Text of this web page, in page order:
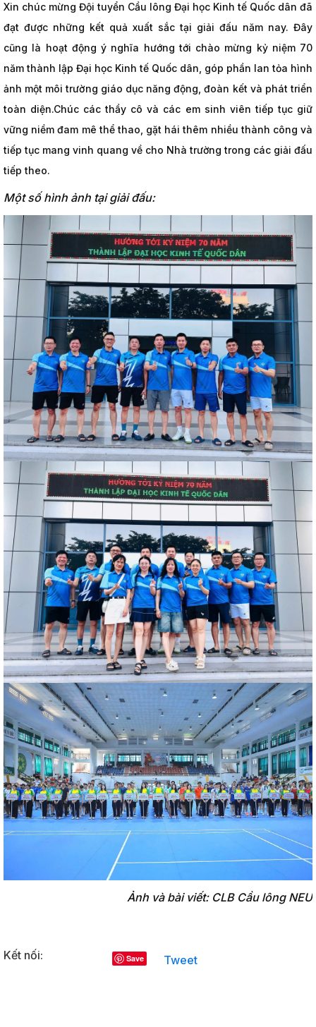
Xin chúc mừng Đội tuyển Cầu lông Đại học Kinh tế Quốc dân đã
đạt được những kết quả xuất sắc tại giải đấu năm nay. Đây
cũng là hoạt động ý nghĩa hướng tới chào mừng kỷ niệm 70
năm thành lập Đại học Kinh tế Quốc dân, góp phần lan tỏa hình
ảnh một môi trường giáo dục năng động, đoàn kết và phát triển
toàn diện.Chúc các thầy cô và các em sinh viên tiếp tục giữ
vững niềm đam mê thể thao, gặt hái thêm nhiều thành công và
tiếp tục mang vinh quang về cho Nhà trường trong các giải đấu
tiếp theo.
Một số hình ảnh tại giải đấu:
Ảnh và bài viết: CLB Cầu lông NEU
Kết nối: Save